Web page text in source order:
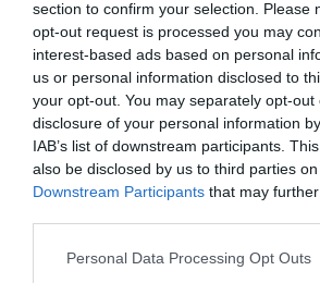
section to confirm your selection. Please
opt-out request is processed you may
interest-based ads based on personal
us or personal information disclosed to
your opt-out. You may separately opt-
disclosure of your personal information
IAB’s list of downstream participants.
also be disclosed by us to third parties
Downstream Participants that may
Please note that this website/app uses
Personal Data Processing Opt Outs
volant, sedadlá a ďalšie prvky
teplo akumulujú a postupne ho
priestoru vozidla.